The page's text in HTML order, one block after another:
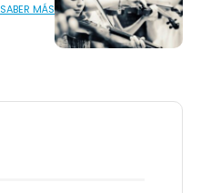
SABER MÁS